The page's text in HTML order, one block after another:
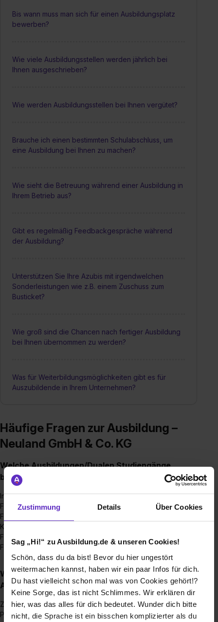
Zustimmung Details Über Cookies
Sag „Hi!“ zu Ausbildung.de & unseren Cookies!
Schön, dass du da bist! Bevor du hier ungestört
weitermachen kannst, haben wir ein paar Infos für dich.
Du hast vielleicht schon mal was von Cookies gehört!?
Keine Sorge, das ist nicht Schlimmes. Wir erklären dir
hier, was das alles für dich bedeutet. Wunder dich bitte
nicht, die Sprache ist ein bisschen komplizierter als du
Bis wann muss man sich für einen Ausbildungsplatz
bewerben?
Wie viele Ausbildungsstellen werden jährlich bei
Ihnen ausgeschrieben?
Wie werden Ausbildungsstellen bei Ihnen vergütet?
Brauche ich einen bestimmten Schulabschluss, um
eine Ausbildung bei Ihnen zu machen?
Wie sieht die Betreuung während einer Ausbildung in
Ihrem Betrieb aus?
Gibt es regelmäßig Feedbackgespräche während
der Ausbildung?
Unterstützen Sie Ihre Azubis mit irgendwelchen
Sonderleistungen wie z.B. einem Zuschuss zum
Busticket?
Wie groß sind die Chancen nach fertiger Ausbildung
bei Ihnen übernommen zu werden?
Was für Weiterbildungsmöglichkeiten gibt es für
Auszubildende in Ihrem Unternehmen?
Häufige Fragen zur Ausbildung –
Neuland GmbH & Co. KG
Welche Ausbildungen/Dualen Studiengänge
bieten Sie an?
Industriekaufmann/-frau
Fachinformatiker mit Schwerpunkt Anwendungsentwicklung
Fachinformatiker mit Schwerpunkt Systemintegration
Kaufmann/-frau im E-Commerce
Fachlagerist
Fachkraft für Lagerlogistik
Wie sieht der Bewerbungsprozess für eine
Ausbildungsstelle bei Ihnen aus?
Zunächst werden die Ausbildungsstellen auf verschiedenen
Plattformen ausgeschrieben.